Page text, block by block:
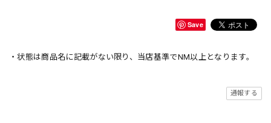
Save
・状態は商品名に記載がない限り、当店基準でNM以上となります。
通報する